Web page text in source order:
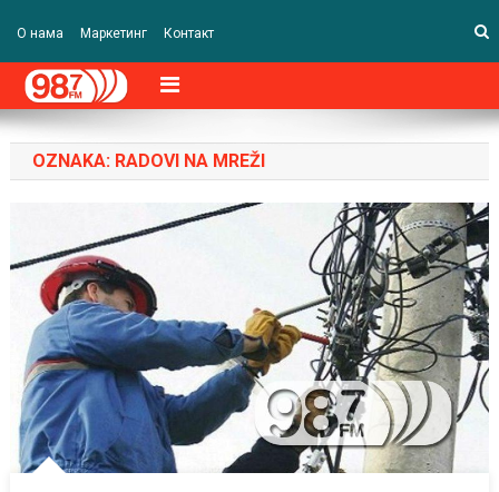
О нама Маркетинг Контакт
OZNAKA: RADOVI NA MREŽI